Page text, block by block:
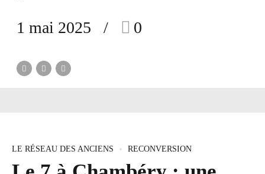
1 mai 2025 0
LE RÉSEAU DES ANCIENS RECONVERSION